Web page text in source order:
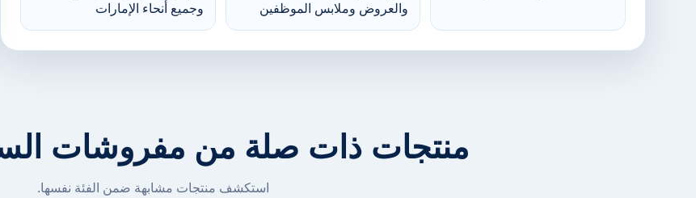
والعروض وملابس الموظفين
وجميع أنحاء الإمارات
منتجات ذات صلة من مفروشات
استكشف منتجات مشابهة ضمن الفئة نفسها.